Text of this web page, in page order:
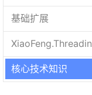
基础扩展
核心技术知识